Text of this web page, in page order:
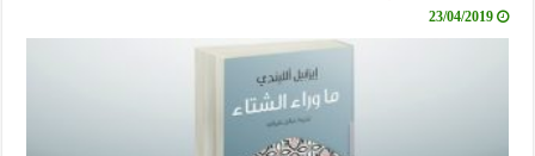
23/04/2019